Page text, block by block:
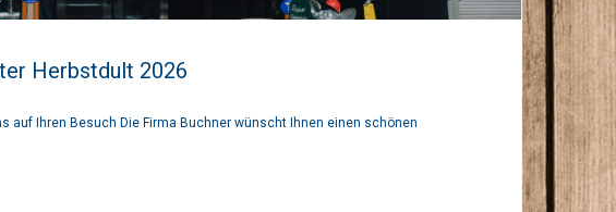
Herbstdult 2026
auf Ihren Besuch Die Firma Buchner wünscht Ihnen einen schönen